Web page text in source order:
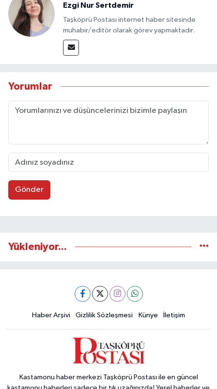
Ezgi Nur Sertdemir
Taşköprü Postası internet haber sitesinde
muhabir/editör olarak görev yapmaktadır.
Yorumlar
Gönder
Yükleniyor...
Haber Arşivi Gizlilik Sözleşmesi Künye İletişim
Kastamonu haber merkezi Taşköprü Postası ile en güncel